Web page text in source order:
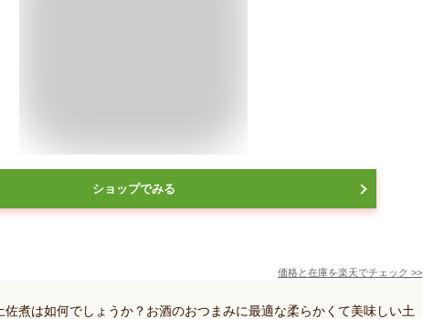
ショップでみる
価格と在庫を楽天でチェック >>
佐煮は如何でしょうか？お酒のおつまみに最適な柔らかくて美味しい土